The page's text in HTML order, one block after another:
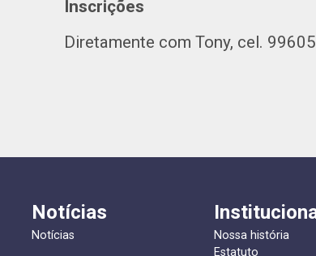
Inscrições
Diretamente com Tony, cel.
Notícias
Notícias
Nossa história
Estatuto